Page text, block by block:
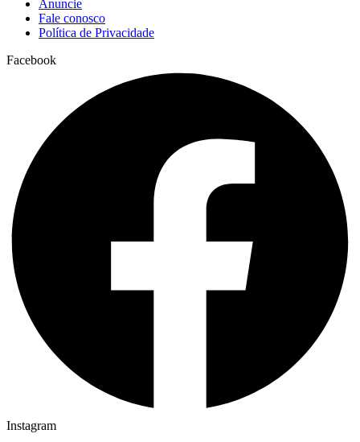
Anuncie
Fale conosco
Política de Privacidade
Facebook
Instagram